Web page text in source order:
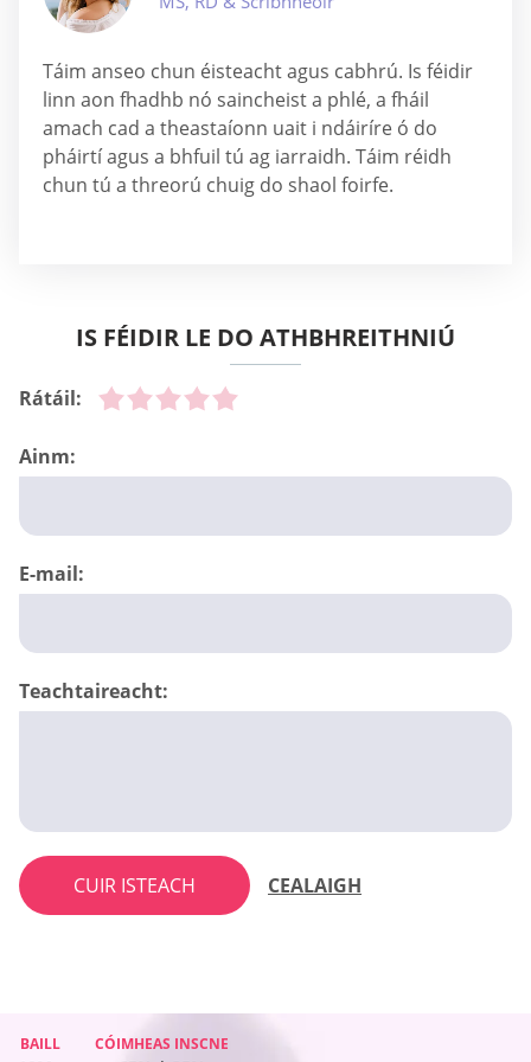
Táim anseo chun éisteacht agus cabhrú. Is féidir
linn aon fhadhb nó saincheist a phlé, a fháil
amach cad a theastaíonn uait i ndáiríre ó do
pháirtí agus a bhfuil tú ag iarraidh. Táim réidh
chun tú a threorú chuig do shaol foirfe.
IS FÉIDIR LE DO ATHBHREITHNIÚ
Rátáil:
Ainm:
E-mail:
Teachtaireacht:
CUIR ISTEACH CEALAIGH
BAILL CÓIMHEAS INSCNE
BAILL CÓIMHEAS INSCNE
BAILL CÓIMHEAS INSCNE